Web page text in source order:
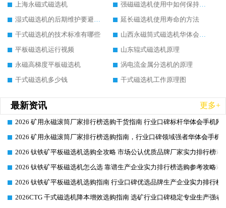
上海永磁式磁选机
强磁磁选机使用中如何保持其顺畅运行
湿式磁选机的后期维护要避开哪些坑
延长磁选机使用寿命的方法
干式磁选机的技术标准有哪些
山西永磁筒式磁选机华体会手机网页版-华体会(中国)
平板磁选机运行视频
山东辊式磁选机原理
永磁高梯度平板磁选机
涡电流金属分选机的原理
干式磁选机多少钱
干式磁选机工作原理图
最新资讯 更多+
2026-06-26
2026 矿用永磁滚筒厂家排行榜选购干货指南 行业口碑标杆华体会手机网
2026-06-26
2026 矿用永磁滚筒厂家排行榜选购指南，行业口碑领域强者华体会手机
2026-06-26
2026 钛铁矿平板磁选机选购全攻略 市场公认优质品牌厂家实力排行榜
2026-06-26
2026 钛铁矿平板磁选机怎么选 靠谱生产企业实力排行榜选购参考攻略
2026-06-26
2026 钛铁矿平板磁选机选购指南 行业口碑优选品牌生产企业实力排行榜
2026-06-26
2026CTG 干式磁选机降本增效选购指南 选矿行业口碑稳定专业生产强者